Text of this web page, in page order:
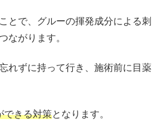
とで、グルーの揮発成分による刺
ながります。
れずに持って行き、施術前に目薬
できる対策となります。